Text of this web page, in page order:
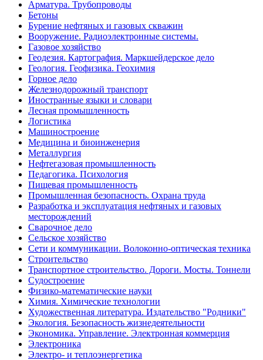
Арматура. Трубопроводы
Бетоны
Бурение нефтяных и газовых скважин
Вооружение. Радиоэлектронные системы.
Газовое хозяйство
Геодезия. Картография. Маркшейдерское дело
Геология. Геофизика. Геохимия
Горное дело
Железнодорожный транспорт
Иностранные языки и словари
Лесная промышленность
Логистика
Машиностроение
Медицина и биоинженерия
Металлургия
Нефтегазовая промышленность
Педагогика. Психология
Пищевая промышленность
Промышленная безопасность. Охрана труда
Разработка и эксплуатация нефтяных и газовых
месторождений
Сварочное дело
Сельское хозяйство
Сети и коммуникации. Волоконно-оптическая техника
Строительство
Транспортное строительство. Дороги. Мосты. Тоннели
Судостроение
Физико-математические науки
Химия. Химические технологии
Художественная литература. Издательство "Родники"
Экология. Безопасность жизнедеятельности
Экономика. Управление. Электронная коммерция
Электроника
Электро- и теплоэнергетика